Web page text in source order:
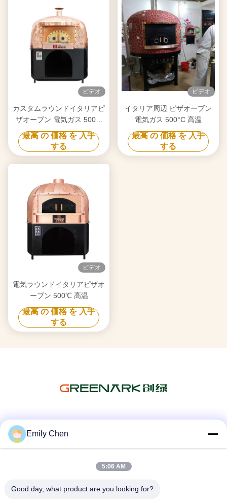
ビデオ
カスタムラウンドイタリアピ
ザオーブン 電気ガス 500℃
高温
最高 の 価格 を 入手
する
ビデオ
イタリア周辺 ピザオーブン
電気ガス 500°C 高温
最高 の 価格 を 入手
する
ビデオ
電気ラウンドイタリアピザオ
ーブン 500℃ 高温
最高 の 価格 を 入手
する
テレ
Emily Chen
5:06 AM
Good day, what product are you looking for?